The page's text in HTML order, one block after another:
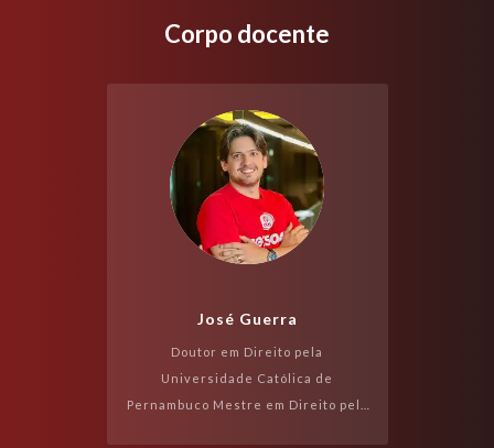
Corpo docente
José Guerra
Doutor em Direito pela
Universidade Católica de
Pernambuco Mestre em Direito pela